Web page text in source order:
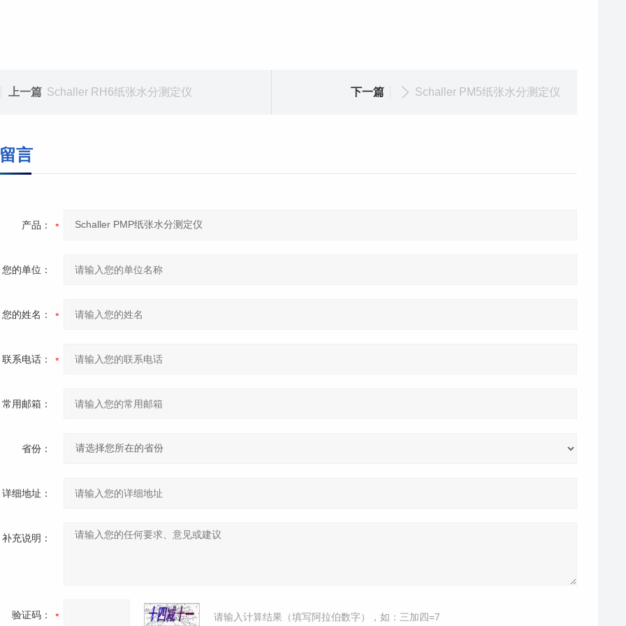
上一篇 Schaller RH6纸张水分测定仪 下一篇 Schaller PM5纸张水分测定仪
言
产品：
您的单位：
您的姓名：
联系电话：
常用邮箱：
省份：
详细地址：
补充说明：
验证码： 请输入计算结果（填写阿拉伯数字），如：三加四=7